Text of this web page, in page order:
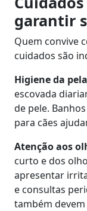
garantir
Quem convive
cuidados são
Higiene da
escovada
de pele.
para cães
Atenção aos
curto e dos
apresentar
e consultas
também